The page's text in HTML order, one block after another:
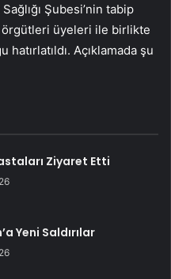
Şubesi’nin tabip
örgütleri üyeleri ile birlikte
Açıklamada şu
Ziyaret Etti
Yeni Saldırılar